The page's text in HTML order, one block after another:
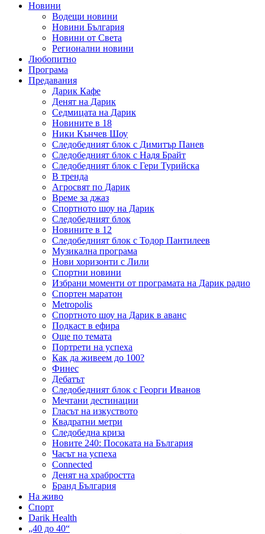
Новини
Водещи новини
Новини България
Новини от Света
Регионални новини
Любопитно
Програма
Предавания
Дарик Кафе
Денят на Дарик
Седмицата на Дарик
Новините в 18
Ники Кънчев Шоу
Следобедният блок с Димитър Панев
Следобедният блок с Надя Брайт
Следобедният блок с Гери Турийска
В тренда
Агросвят по Дарик
Време за джаз
Спортното шоу на Дарик
Следобедният блок
Новините в 12
Следобедният блок с Тодор Пантилеев
Музикална програма
Нови хоризонти с Лили
Спортни новини
Избрани моменти от програмата на Дарик радио
Спортен маратон
Metropolis
Спортното шоу на Дарик в аванс
Подкаст в ефира
Още по темата
Портрети на успеха
Как да живеем до 100?
Финес
Дебатът
Следобедният блок с Георги Иванов
Мечтани дестинации
Гласът на изкуството
Квадратни метри
Следобедна криза
Новите 240: Посоката на България
Часът на успеха
Connected
Денят на храбростта
Бранд България
На живо
Спорт
Darik Health
„40 до 40“